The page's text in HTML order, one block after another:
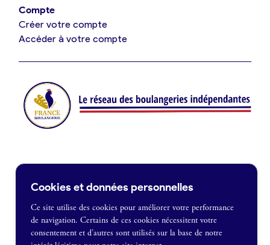
Je suis fournisseur
Je crée mon compte
France Boulangerie
1 rue Alexandre Fleming
Compte
Créer votre compte
Accéder à votre compte
Je souhaite être recontacté
Cookies et données personnelles
Ce site utilise des cookies pour améliorer votre performance
de navigation. Certains de ces cookies nécessitent votre
consentement et d’autres sont utilisés sur la base de notre